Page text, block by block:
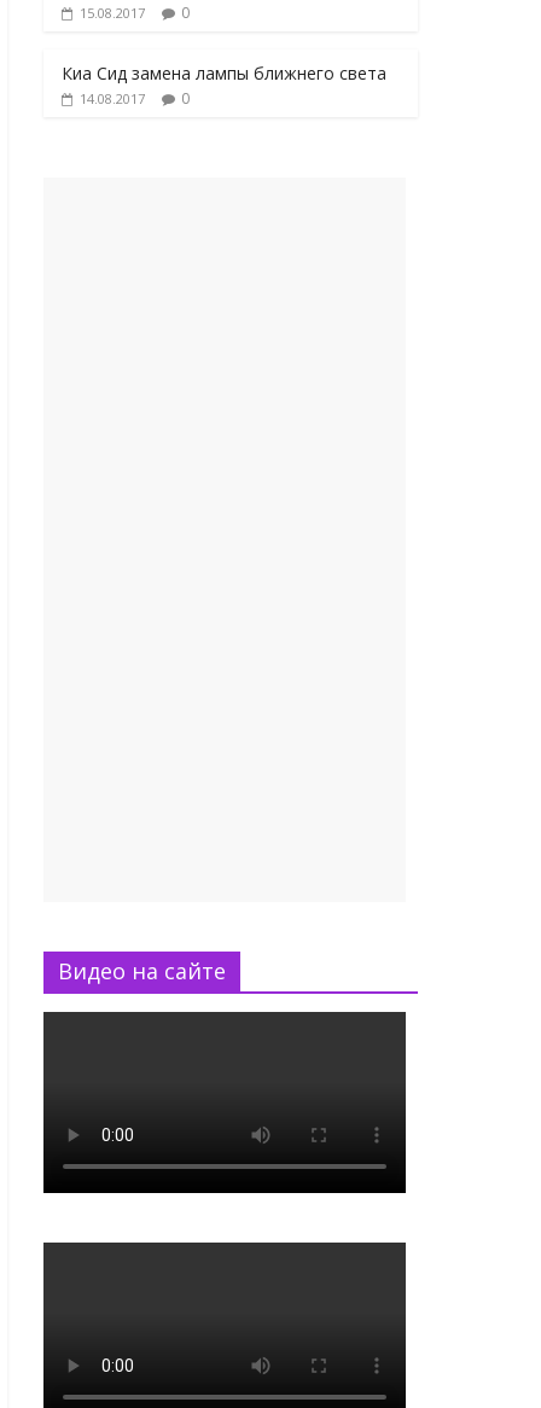
15.08.2017 0
Киа Сид замена лампы ближнего света
14.08.2017 0
Видео на сайте